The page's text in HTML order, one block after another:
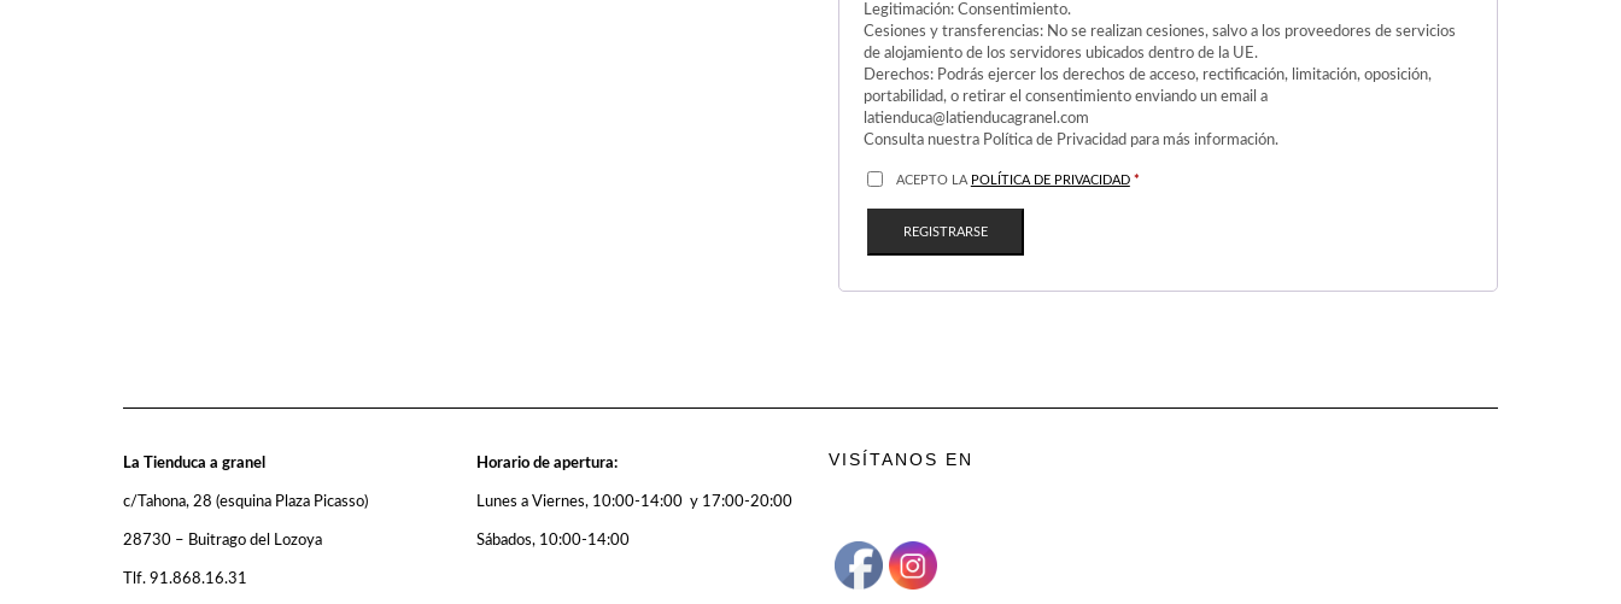
Legitimación: Consentimiento.
Cesiones y transferencias: No se realizan cesiones, salvo a los proveedores de servicios
de alojamiento de los servidores ubicados dentro de la UE.
Derechos: Podrás ejercer los derechos de acceso, rectificación, limitación, oposición,
portabilidad, o retirar el consentimiento enviando un email a
latienduca@latienducagranel.com
Consulta nuestra Política de Privacidad para más información.
ACEPTO LA POLÍTICA DE PRIVACIDAD *
REGISTRARSE
La Tienduca a granel
c/Tahona, 28 (esquina Plaza Picasso)
28730 – Buitrago del Lozoya
Tlf. 91.868.16.31
Horario de apertura:
Lunes a Viernes, 10:00-14:00 y 17:00-20:00
Sábados, 10:00-14:00
VISÍTANOS EN